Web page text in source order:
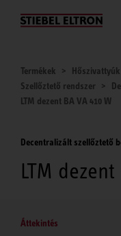
Hírek
Termékek
Szellőztető rendszer
LTM dezent BA VA 410 W
Decentralizált szellőztető
LTM
Áttekintés